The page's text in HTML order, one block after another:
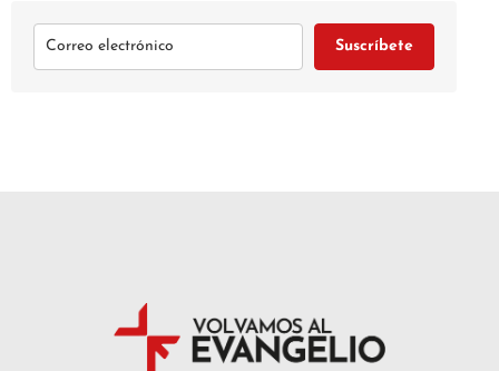
Suscríbete